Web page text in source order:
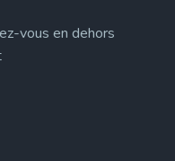
vous en dehors